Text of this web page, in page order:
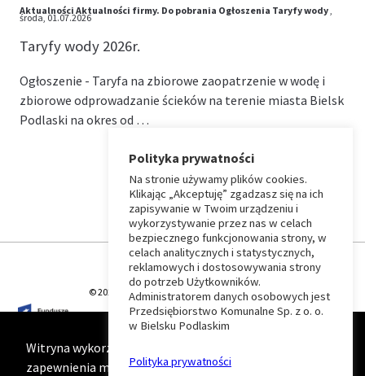
Aktualności Aktualności firmy. Do pobrania Ogłoszenia Taryfy wody,
środa, 01.07.2026
Taryfy wody 2026r.
Ogłoszenie - Taryfa na zbiorowe zaopatrzenie w wodę i
zbiorowe odprowadzanie ścieków na terenie miasta Bielsk
Podlaski na okres od …
⏶
Wróć
do
początku
strony
© 2026 T-Matic Grupa Computer Plus Sp. z o.o.
Witryna wykorzystuje ciasteczka (cookies) w celu
zapewnienia maksymalnej wygody podczas korzystania
Polityka prywatności
Na stronie używamy plików cookies.
Klikając „Akceptuję” zgadzasz się na ich
zapisywanie w Twoim urządzeniu i
wykorzystywanie przez nas w celach
bezpiecznego funkcjonowania strony, w
celach analitycznych i statystycznych,
reklamowych i dostosowywania strony
do potrzeb Użytkowników.
Administratorem danych osobowych jest
Przedsiębiorstwo Komunalne Sp. z o. o.
w Bielsku Podlaskim
Polityka prywatności